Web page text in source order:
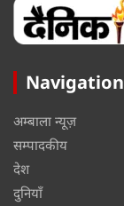
Navigation
अम्बाला न्यूज़
सम्पादकीय
देश
दुनियाँ